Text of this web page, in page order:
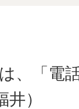
、「電
）